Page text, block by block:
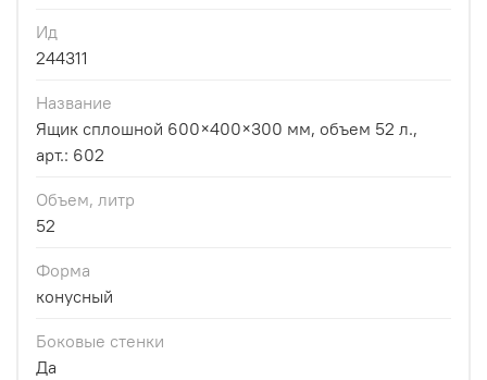
Ид
244311
Название
Ящик сплошной 600×400×300 мм, объем 52 л.,
арт.: 602
Объем, литр
52
Форма
конусный
Боковые стенки
Да